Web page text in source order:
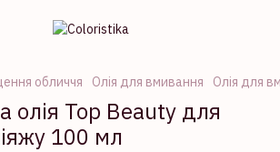
обличчя Олія для вмивання Олія для
олія Top Beauty для
100 мл